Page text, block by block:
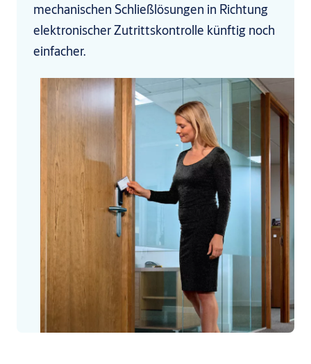
mechanischen Schließlösungen in Richtung
elektronischer Zutrittskontrolle künftig noch
einfacher.